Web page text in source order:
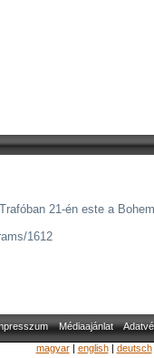
21-én este a
1612
Médiaajánlat
magyar| english| deutsch